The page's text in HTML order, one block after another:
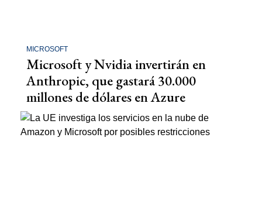
MICROSOFT
Microsoft y Nvidia invertirán en
Anthropic, que gastará 30.000
millones de dólares en Azure